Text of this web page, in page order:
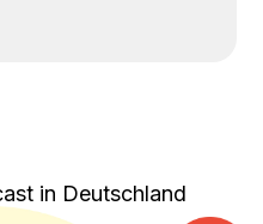
in Deutschland